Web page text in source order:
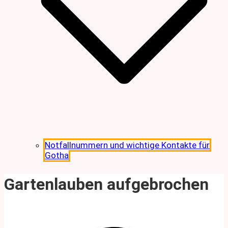
Notfallnummern und wichtige Kontakte für
Gotha
Gartenlauben aufgebrochen